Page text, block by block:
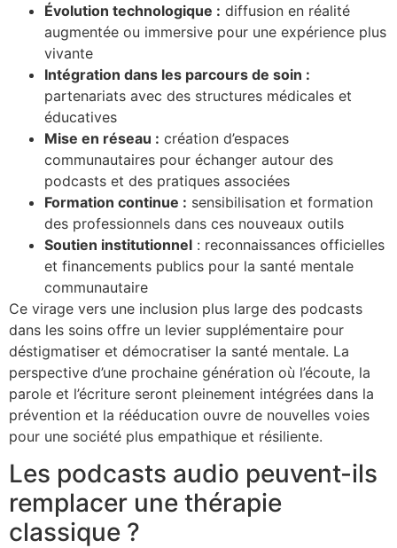
Évolution technologique : diffusion en réalité
augmentée ou immersive pour une expérience plus
vivante
Intégration dans les parcours de soin :
partenariats avec des structures médicales et
éducatives
Mise en réseau : création d’espaces
communautaires pour échanger autour des
podcasts et des pratiques associées
Formation continue : sensibilisation et formation
des professionnels dans ces nouveaux outils
Soutien institutionnel : reconnaissances officielles
et financements publics pour la santé mentale
communautaire
Ce virage vers une inclusion plus large des podcasts
dans les soins offre un levier supplémentaire pour
déstigmatiser et démocratiser la santé mentale. La
perspective d’une prochaine génération où l’écoute, la
parole et l’écriture seront pleinement intégrées dans la
prévention et la rééducation ouvre de nouvelles voies
pour une société plus empathique et résiliente.
Les podcasts audio peuvent-ils
remplacer une thérapie
classique ?